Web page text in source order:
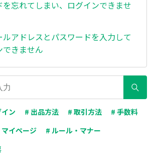
を忘れてしまい、ログインできませ
アドレスとパスワードを入力して
できません
ン # 出品方法 # 取引方法
# 手数料
マイページ
# ルール・マナー